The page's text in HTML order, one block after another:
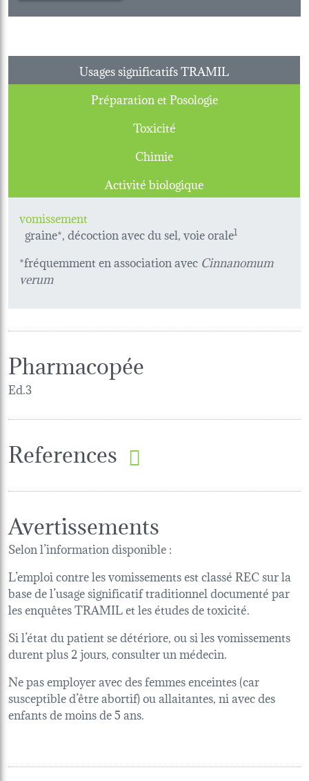
Usages significatifs TRAMIL
Préparation et Posologie
Toxicité
Chimie
Activité biologique
vomissement
graine*, décoction avec du sel, voie orale1
*fréquemment en association avec Cinnanomum
verum
Pharmacopée
Ed.3
References
Avertissements
Selon l’information disponible :
L’emploi contre les vomissements est classé REC sur la
base de l’usage significatif traditionnel documenté par
les enquêtes TRAMIL et les études de toxicité.
Si l’état du patient se détériore, ou si les vomissements
durent plus 2 jours, consulter un médecin.
Ne pas employer avec des femmes enceintes (car
susceptible d’être abortif) ou allaitantes, ni avec des
enfants de moins de 5 ans.